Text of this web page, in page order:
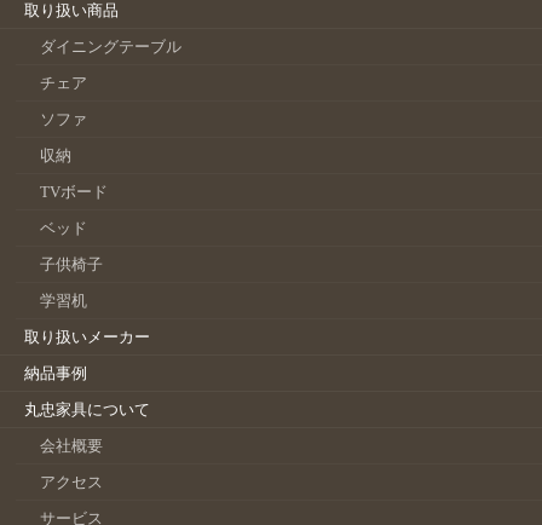
取り扱い商品
ダイニングテーブル
チェア
ソファ
収納
TVボード
ベッド
子供椅子
学習机
取り扱いメーカー
納品事例
丸忠家具について
会社概要
アクセス
サービス